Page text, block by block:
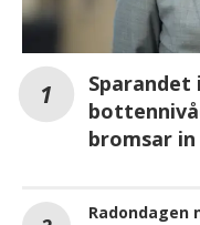
bromsar in
Radondagen